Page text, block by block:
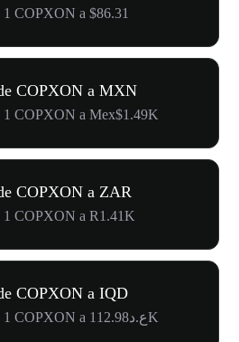
1 COPXON a $86.31
COPXON a MXN
1 COPXON a Mex$1.49K
COPXON a ZAR
1 COPXON a R1.41K
COPXON a IQD
Conversión de 1 COPXON a ع.د112.98K